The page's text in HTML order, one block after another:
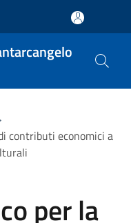
contributi economici a
per la